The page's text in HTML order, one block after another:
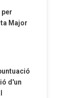
per
Major
d'un